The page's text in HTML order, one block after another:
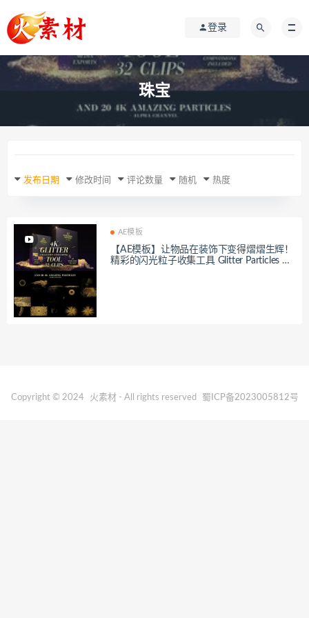
登录
珠宝
发布日期 修改时间 评论数量 随机 热度
AE模板
【AE模板】让物品在装饰下变得熠熠生辉！
精彩的闪光粒子收集工具 Glitter Particles Co
Copyright © 2024 火素材- All rights reserved 蜀ICP备2023005812号